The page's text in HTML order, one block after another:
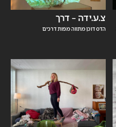
צ.ע.ידה – דרך
הדס דוכן מתווה מפות דרכים